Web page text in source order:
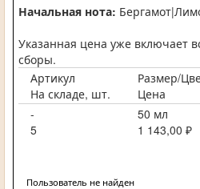
Начальная нота:
Указанная цена уже включает
сборы.
Артикул
Размер/
На складе, шт.
Цена
-
50 мл
5
1 143,00 ₽
Пользователь не найден